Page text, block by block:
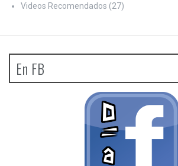
Videos Recomendados (27)
En FB